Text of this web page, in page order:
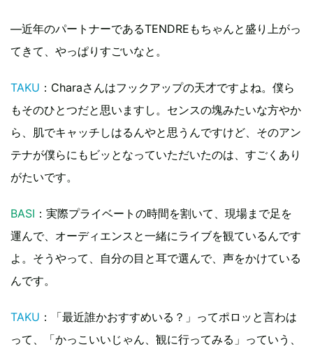
―近年のパートナーであるTENDREもちゃんと盛り上がっ
てきて、やっぱりすごいなと。
TAKU ：Charaさんはフックアップの天才ですよね。僕ら
もそのひとつだと思いますし。センスの塊みたいな方やか
ら、肌でキャッチしはるんやと思うんですけど、そのアン
テナが僕らにもビッとなっていただいたのは、すごくあり
がたいです。
BASI ：実際プライベートの時間を割いて、現場まで足を
運んで、オーディエンスと一緒にライブを観ているんです
よ。そうやって、自分の目と耳で選んで、声をかけている
んです。
TAKU ：「最近誰かおすすめいる？」ってポロッと言わは
って、「かっこいいじゃん、観に行ってみる」っていう、